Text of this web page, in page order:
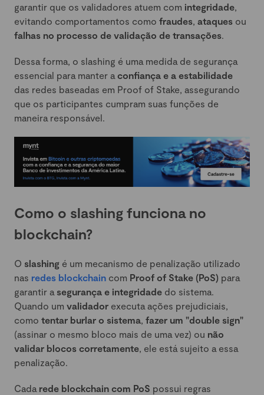
garantir que os validadores atuem com integridade
evitando comportamentos como fraudes ataques ou
falhas no processo de validação de transações
Dessa forma, o slashing é uma medida de segurança
essencial para manter a confiança e a estabilidade
das redes baseadas em Proof of Stake, assegurando
que os participantes cumpram suas funções de
maneira responsável.
Como o slashing funciona no
blockchain?
O slashing é um mecanismo de penalização utilizado
nas redes blockchain com Proof of Stake (PoS) para
garantir a segurança e integridade do sistema.
Quando um validador executa ações prejudiciais,
como tentar burlar o sistema, fazer um "double sign"
(assinar o mesmo bloco mais de uma vez) ou não
validar blocos corretamente, ele está sujeito a essa
penalização.
Cada rede blockchain com PoS possui regras